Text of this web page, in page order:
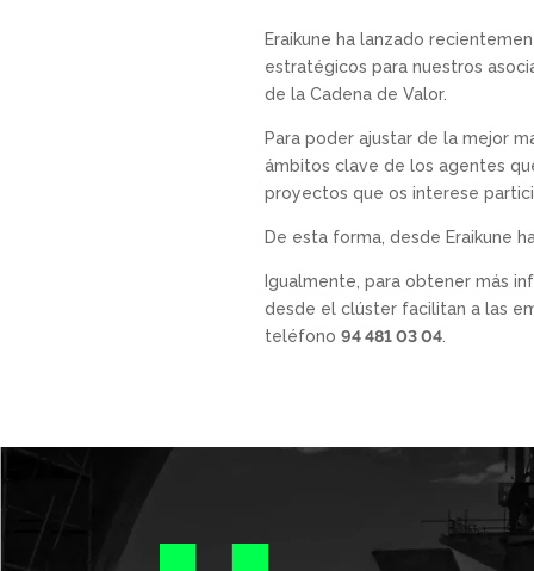
Eraikune ha lanzado
estratégicos para nuestros
de la Cadena de Valor.
Para poder ajustar de la mejor
ámbitos clave de los agentes
proyectos que os interese
De esta forma, desde Eraikune
Igualmente, para obtener más
desde el clúster facilitan a las
teléfono 94 481 03 04.